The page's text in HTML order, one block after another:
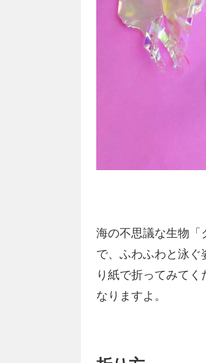
海の不思議な生物「
で、ふわふわと泳
り紙で折ってみて
なりますよ。